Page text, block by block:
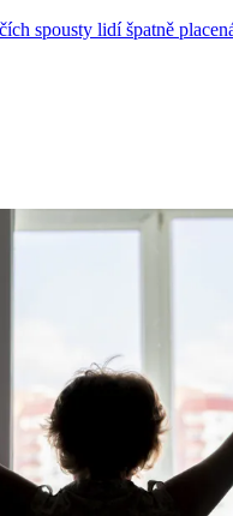
spousty lidí špatně